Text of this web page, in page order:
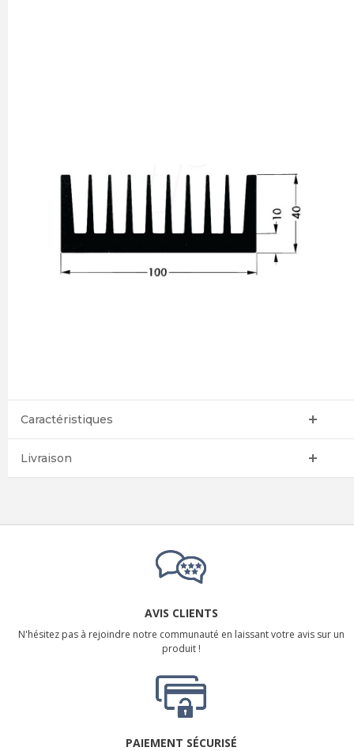
Caractéristiques
Livraison
AVIS CLIENTS
N'hésitez pas à rejoindre notre communauté en laissant votre avis sur un
produit !
PAIEMENT SÉCURISÉ